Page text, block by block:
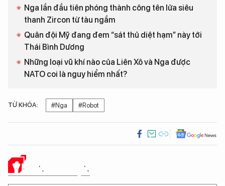
Nga lần đầu tiên phóng thành công tên lửa siêu
thanh Zircon từ tàu ngầm
Quân đội Mỹ đang đem “sát thủ diệt hạm” này tới
Thái Bình Dương
Những loại vũ khí nào của Liên Xô và Nga được
NATO coi là nguy hiểm nhất?
TỪ KHÓA: #Nga #Robot
Ý KIẾN CỦA BẠN